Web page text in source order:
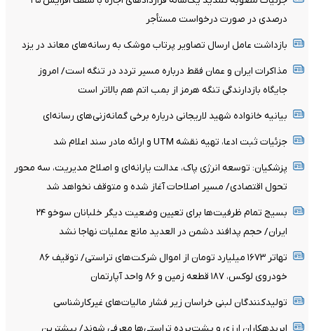
درصدی در صورت درخواست مستأجر
بازداشت عامل ارسال تصاویر پرتاب موشک به رسانه‌های معاند در یزد
مذاکرات ایران و عمان فقط درباره مسیر تردد در تنگه است/ امروز
جایگاه بازدارندگی تنگه هرمز از بمب اتم هم بالاتر است
بیانیه خانواده شهید لاریجانی درباره برخی گمانه‌زنی‌های رسانه‌ای
جزئیات ثبت ادعا، تهیه نقشه UTM و ارائه مادر سند اعلام شد
پزشکیان: توسعه انرژی پاک، عدالت یارانه‌ای و اصلاح مدیریت، سه محور
تحول اقتصادی/ مسیر اصلاحات آغاز شده و متوقف نخواهد شد
بسیج تمام ظرفیت‌ها برای تعیین وضعیت دیگر خلبانان سوخو ۲۴
ایران/ حجم پدافند دشمن در العدید مانع عملیات نهاجا نشد
تهاتر ۱۶۷۳ میلیارد تومان از اموال شرکت‌های تراستی/ توقیف ۸۶
خودروی لوکس، ۱۸۷ قطعه زمین و ۸۶ واحد آپارتمان
تولیدکنندگان لبنی خراسان زیر فشار مالیات‌های غیرکارشناسی